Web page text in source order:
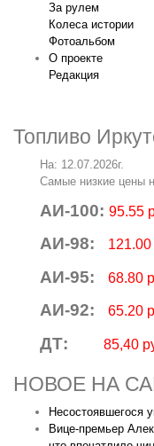
За рулем
Колеса истории
Фотоальбом
О проекте
Редакция
Топливо
На: 12.07.2026г.
Самые низкие цены
АИ-100: 95.55
АИ-98: 121.00
АИ-95: 68.80
АИ-92: 65.20
ДТ: 85,40
НОВОЕ НА
Несостоявшегося
Вице‑премьер